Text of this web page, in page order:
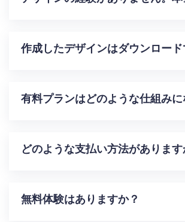
作成したデザインはダウンロー
有料プランはどのような仕組み
どのような支払い方法があります
無料体験はありますか？